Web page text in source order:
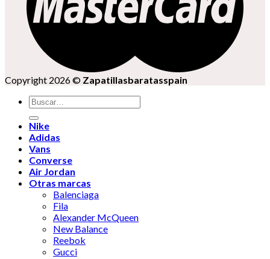
Copyright 2026 © Zapatillasbaratasspain
Buscar
por:
Nike
Adidas
Vans
Converse
Air Jordan
Otras marcas
Balenciaga
Fila
Alexander McQueen
New Balance
Reebok
Gucci